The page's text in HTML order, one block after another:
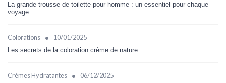
La grande trousse de toilette pour homme : un essentiel pour chaque
voyage
Colorations • 10/01/2025
Les secrets de la coloration crème de nature
Crèmes Hydratantes • 06/12/2025